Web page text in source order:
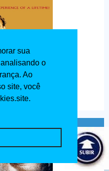
sua
o
Ao
site, você